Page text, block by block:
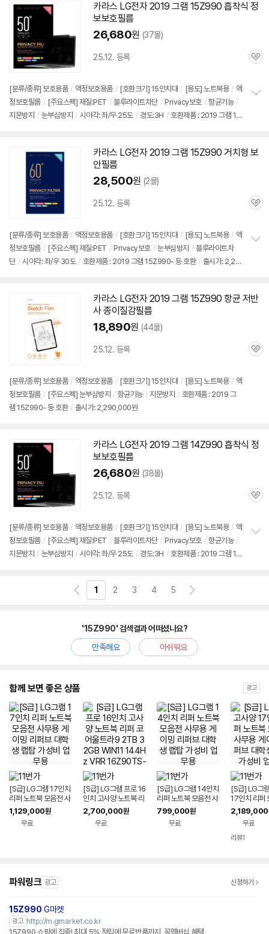
카라스 LG전자 2019 그램 15Z990 흡착식 정
보보호필름
26,680원 (37몰)
25.12. 등록
관
[분류/종류] 보호용품 / 액정보호용품 / [호환크기] 15인치대 / [용도] 노트북용 / 액
정보호필름 / [주요스펙] 재질:PET / 블루라이트차단 / Privacy보호 / 항균기능 /
지문방지 / 눈부심방지 / 시야각: 좌/우 25도 / 경도:3H / 호환제품 : 2019 그램 15
기
카라스 LG전자 2019 그램 15Z990 거치형 보
안필름
28,500원 (2몰)
25.12. 등록
관
[분류/종류] 보호용품 / 액정보호용품 / [호환크기] 15인치대 / [용도] 노트북용 / 액
정보호필름 / [주요스펙] 재질:PET / Privacy보호 / 눈부심방지 / 블루라이트차
단 / 시야각: 좌/우 30도 / 호환제품 : 2019 그램 15Z990- 등 호환 / 출시가: 2,29
기
카라스 LG전자 2019 그램 15Z990 항균 저반
사 종이질감필름
18,890원 (44몰)
25.12. 등록
관
[분류/종류] 보호용품 / 액정보호용품 / [호환크기] 15인치대 / [용도] 노트북용 / 액
정보호필름 / [주요스펙] 눈부심방지 / 항균기능 / 지문방지 / 호환제품 : 2019 그
램 15Z990- 등 호환 / 출시가: 2,290,000원
카라스 LG전자 2019 그램 14Z990 흡착식 정
보보호필름
26,680원 (38몰)
25.12. 등록
관
[분류/종류] 보호용품 / 액정보호용품 / [호환크기] 15인치대 / [용도] 노트북용 / 액
정보호필름 / [주요스펙] 재질:PET / 블루라이트차단 / Privacy보호 / 항균기능 /
지문방지 / 눈부심방지 / 시야각: 좌/우 25도 / 경도:3H / 호환제품 : 2019 그램 14
1 2 3 4 5
'15Z990' 검색결과 어떠셨나요?
만족해요
아쉬워요
함께 보면 좋은 상품 광고
[S급] LG그램 17인치
리퍼 노트북 모음전 사
무용 게이밍 리퍼브 대
학생 랩탑 가성비 업무
1,129,000원
무료
[S급] LG그램 프로 16
인치 고사양 노트북 리
퍼 코어울트라9 2TB
32GB WIN11 144H
z VRR 16Z90TS-G.
2,700,000원
무료
[S급] LG그램 14인치
리퍼 노트북 모음전 사
무용 게이밍 리퍼브 대
학생 랩탑 가성비 업무
799,000원
무료
[S급] LG그
17인치 리퍼
음전 사무용
퍼브 대학생
비 업무용
2,189,000
무료
리뷰1
파워링크 광고 신청하기
15Z990 G마켓
광고 http://m.gmarket.co.kr
15Z990 쇼핑에 집중! 최대 5% 적립에 무료반품까지, 꼭멤버십 혜택